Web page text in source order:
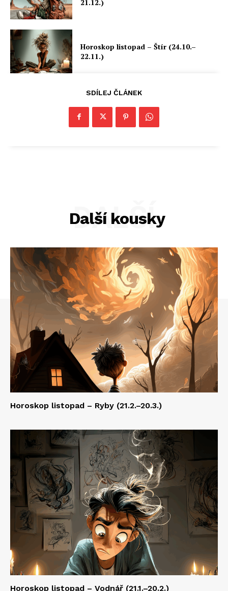
21.12.)
Horoskop listopad – Štír (24.10.–
22.11.)
SDÍLEJ ČLÁNEK
Další kousky
DALŠÍ
Horoskop listopad – Ryby (21.2.–20.3.)
Horoskop listopad – Vodnář (21.1.–20.2.)